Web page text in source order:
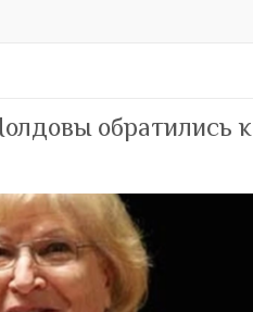
обратились к